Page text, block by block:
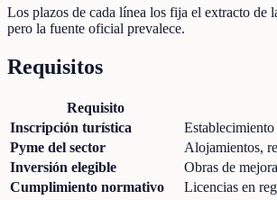
Los plazos de cada línea los fija el extracto
pero la fuente oficial prevalece.
Requisitos
Requisito
Inscripción turística
Pyme del sector
Alojamientos,
Inversión elegible
Obras de
Cumplimiento normativo
Licencias en